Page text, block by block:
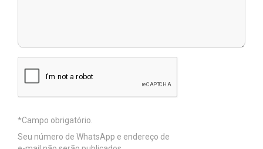
Seu número de WhatsApp e endereço de